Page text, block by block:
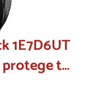
1E7D6UT
tu